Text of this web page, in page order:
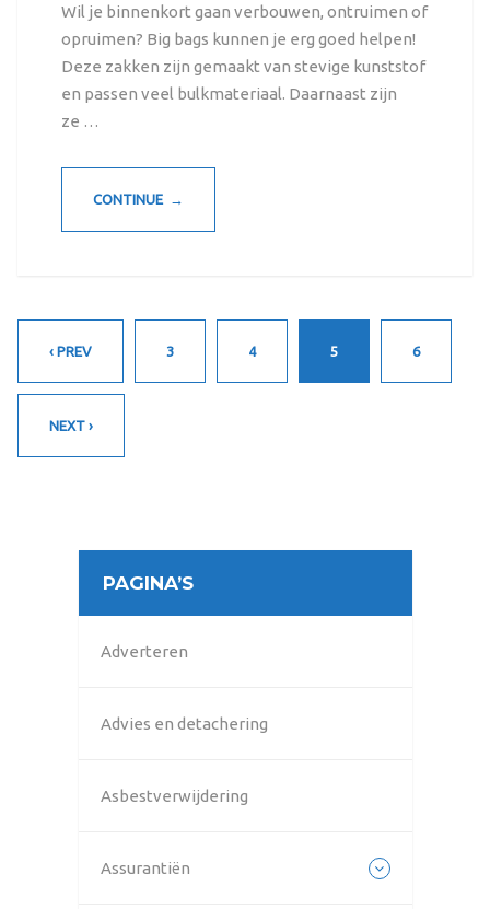
Wil je binnenkort gaan verbouwen, ontruimen of
opruimen? Big bags kunnen je erg goed helpen!
Deze zakken zijn gemaakt van stevige kunststof
en passen veel bulkmateriaal. Daarnaast zijn
ze …
CONTINUE →
‹ PREV 3 4 5 6
NEXT ›
PAGINA’S
Adverteren
Advies en detachering
Asbestverwijdering
Assurantiën